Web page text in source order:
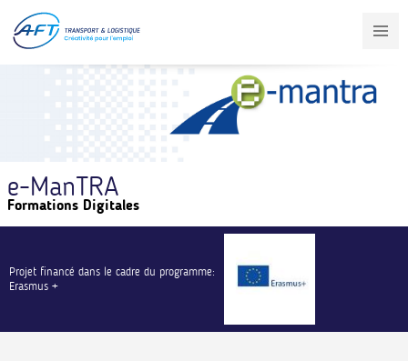
contenu
principal
e-ManTRA
Formations Digitales
Projet financé dans le cadre du programme:
Erasmus +